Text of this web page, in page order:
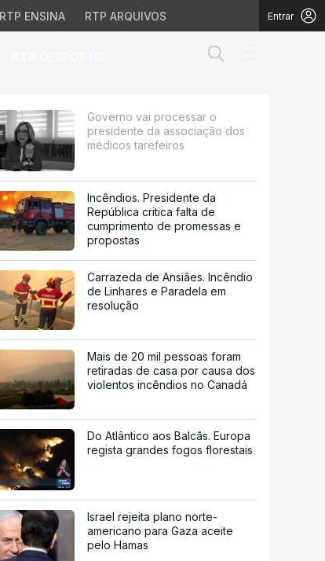
RTP ENSINA RTP ARQUIVOS Entrar
dos médicos
Governo vai processar o
presidente da associação dos
médicos tarefeiros
Incêndios. Presidente da
República critica falta de
cumprimento de promessas e
propostas
Carrazeda de Ansiães. Incêndio
de Linhares e Paradela em
resolução
Mais de 20 mil pessoas foram
retiradas de casa por causa dos
violentos incêndios no Canadá
Do Atlântico aos Balcãs. Europa
regista grandes fogos florestais
Israel rejeita plano norte-
americano para Gaza aceite
pelo Hamas